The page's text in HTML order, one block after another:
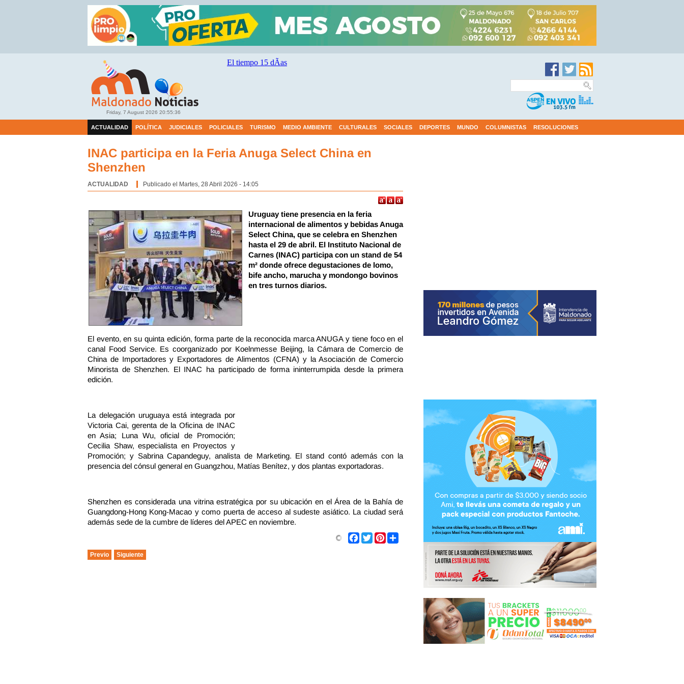
Friday, 7 August 2026 20:55:36
ACTUALIDAD POLÍTICA JUDICIALES POLICIALES TURISMO MEDIO AMBIENTE CULTURALES SOCIALES DEPORTES MUNDO COLUMNISTAS RESOLUCIONES
INAC participa en la Feria Anuga Select China en
Shenzhen
ACTUALIDAD Publicado el Martes, 28 Abril 2026 - 14:05
Uruguay tiene presencia en la feria
internacional de alimentos y bebidas Anuga
Select China, que se celebra en Shenzhen
hasta el 29 de abril. El Instituto Nacional de
Carnes (INAC) participa con un stand de 54
m² donde ofrece degustaciones de lomo,
bife ancho, marucha y mondongo bovinos
en tres turnos diarios.
El evento, en su quinta edición, forma parte de la reconocida marca ANUGA y tiene foco en el
canal Food Service. Es coorganizado por Koelnmesse Beijing, la Cámara de Comercio de
China de Importadores y Exportadores de Alimentos (CFNA) y la Asociación de Comercio
Minorista de Shenzhen. El INAC ha participado de forma ininterrumpida desde la primera
edición.
La delegación uruguaya está integrada por
Victoria Cai, gerenta de la Oficina de INAC
en Asia; Luna Wu, oficial de Promoción;
Cecilia Shaw, especialista en Proyectos y
Promoción; y Sabrina Capandeguy, analista de Marketing. El stand contó además con la
presencia del cónsul general en Guangzhou, Matías Benítez, y dos plantas exportadoras.
Shenzhen es considerada una vitrina estratégica por su ubicación en el Área de la Bahía de
Guangdong-Hong Kong-Macao y como puerta de acceso al sudeste asiático. La ciudad será
además sede de la cumbre de líderes del APEC en noviembre.
Facebook
TwitterPinterest
Previo Siguiente